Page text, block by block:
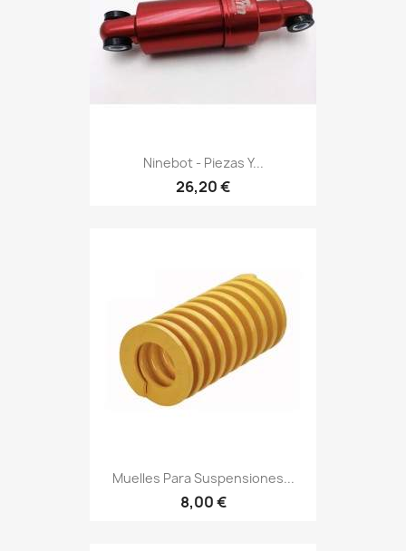
Ninebot - Piezas Y...
26,20 €
Muelles Para Suspensiones...
8,00 €